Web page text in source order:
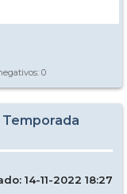
0
14-11-2022 18:27